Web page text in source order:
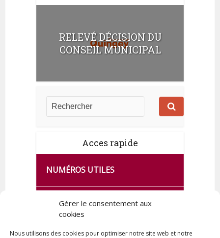
Gérer le consentement aux
cookies
Nous utilisons des cookies pour optimiser notre site web et notre
RELEVÉ DÉCISION DU
CONSEIL MUNICIPAL
Acces rapide
NUMÉROS UTILES
CA SE PASSE À FRANCE SERVICES
DE QUINGEY